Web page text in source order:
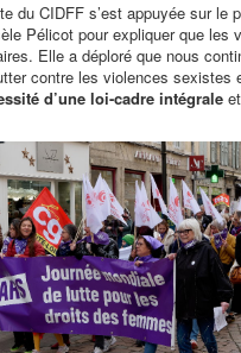
du CIDFF s’est appuyée sur le
Pélicot pour expliquer que les
Elle a déploré que nous
contre les violences sexistes
d’une loi-cadre intégrale